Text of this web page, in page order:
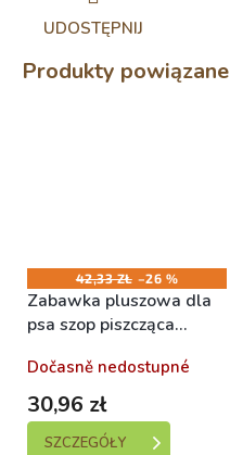
UDOSTĘPNIJ
Produkty powiązane
42,33 ZŁ –26 %
Zabawka pluszowa dla
psa szop piszcząca
Dočasně nedostupné
30,96 zł
SZCZEGÓŁY